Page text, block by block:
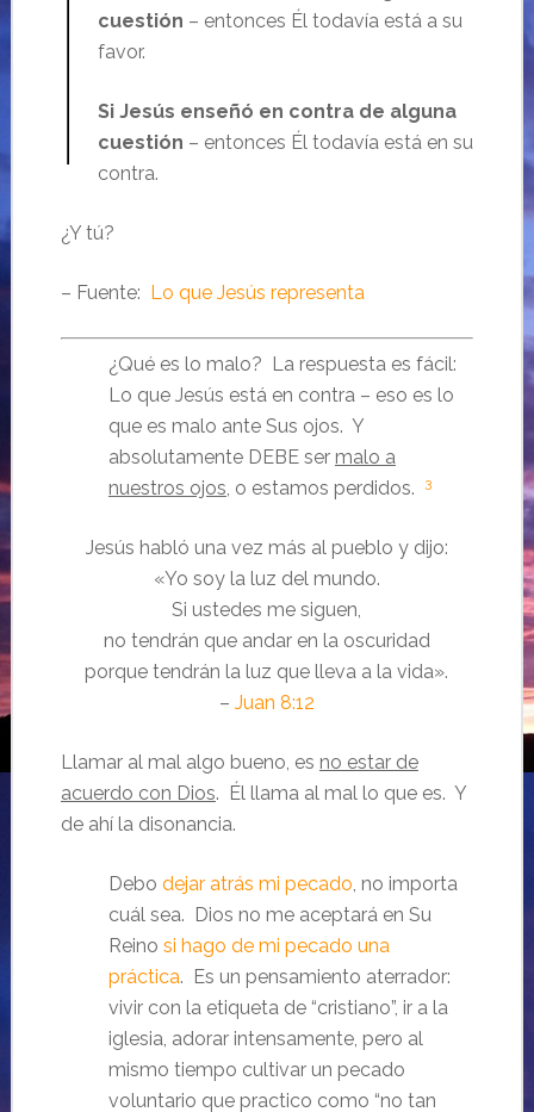
cuestión – entonces Él todavía está a su
favor.
Si Jesús enseñó en contra de alguna
cuestión – entonces Él todavía está en su
contra.
¿Y tú?
– Fuente: Lo que Jesús representa
¿Qué es lo malo? La respuesta es fácil:
Lo que Jesús está en contra – eso es lo
que es malo ante Sus ojos. Y
absolutamente DEBE ser malo a
nuestros ojos , o estamos perdidos. 3
Jesús habló una vez más al pueblo y dijo:
«Yo soy la luz del mundo.
Si ustedes me siguen,
no tendrán que andar en la oscuridad
porque tendrán la luz que lleva a la vida».
– Juan 8:12
Llamar al mal algo bueno, es no estar de
acuerdo con Dios. Él llama al mal lo que es. Y
de ahí la disonancia.
Debo dejar atrás mi pecado , no importa
cuál sea. Dios no me aceptará en Su
Reino si hago de mi pecado una
práctica. Es un pensamiento aterrador:
vivir con la etiqueta de “cristiano”, ir a la
iglesia, adorar intensamente, pero al
mismo tiempo cultivar un pecado
voluntario que practico como “no tan